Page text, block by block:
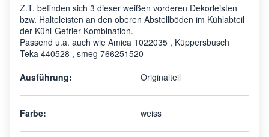
Z.T. befinden sich 3 dieser weißen vorderen Dekorleisten
bzw. Halteleisten an den oberen Abstellböden im Kühlabteil
der Kühl-Gefrier-Kombination.
Passend u.a. auch wie Amica 1022035 , Küppersbusch
Teka 440528 , smeg 766251520
Ausführung:
Originalteil
Farbe: weiss